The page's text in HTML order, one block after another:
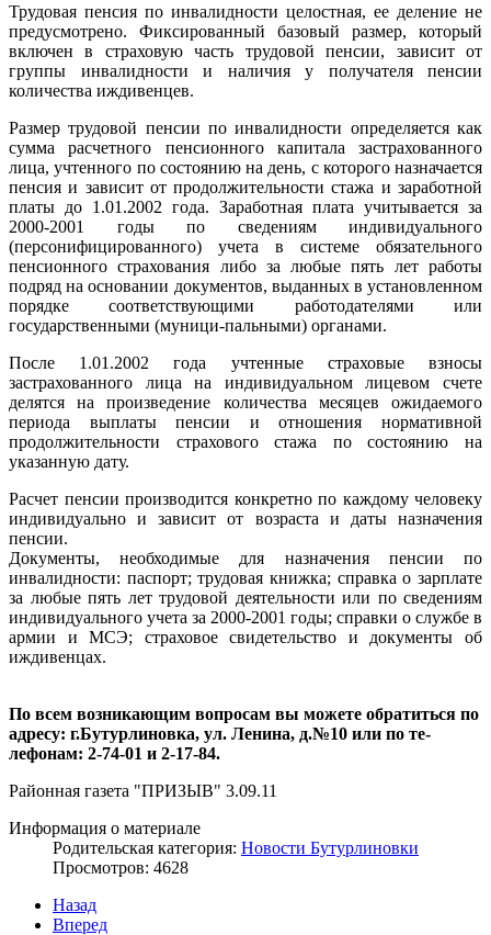
Трудовая пенсия по инвалидности целостная, ее деление не
предусмотрено. Фиксированный базовый размер, который
включен в страховую часть трудовой пенсии, зависит от
группы инвалидности и наличия у получателя пенсии
количества иждивенцев.
Размер трудовой пенсии по инвалидности определяется как
сумма расчетного пенсионного капитала застрахованного
лица, учтенного по состоянию на день, с которого назначается
пенсия и зависит от продолжительности стажа и заработной
платы до 1.01.2002 года. Заработная плата учитывается за
2000-2001 годы по сведениям индивидуального
(персонифицированного) учета в системе обязательного
пенсионного страхования либо за любые пять лет работы
подряд на основании документов, выданных в установленном
порядке соответствующими работодателями или
государственными (муници-пальными) органами.
После 1.01.2002 года учтенные страховые взносы
застрахованного лица на индивидуальном лицевом счете
делятся на произведение количества месяцев ожидаемого
периода выплаты пенсии и отношения нормативной
продолжительности страхового стажа по состоянию на
указанную дату.
Расчет пенсии производится конкретно по каждому человеку
индивидуально и зависит от возраста и даты назначения
пенсии.
Документы, необходимые для назначения пенсии по
инвалидности: паспорт; трудовая книжка; справка о зарплате
за любые пять лет трудовой деятельности или по сведениям
индивидуального учета за 2000-2001 годы; справки о службе в
армии и МСЭ; страховое свидетельство и документы об
иждивенцах.
По всем возникающим вопросам вы можете обратиться по
адресу: г.Бутурлиновка, ул. Ленина, д.№10 или по те-
лефонам: 2-74-01 и 2-17-84.
Районная газета "ПРИЗЫВ" 3.09.11
Информация о материале
Родительская категория: Новости Бутурлиновки
Просмотров: 4628
Назад
Вперед